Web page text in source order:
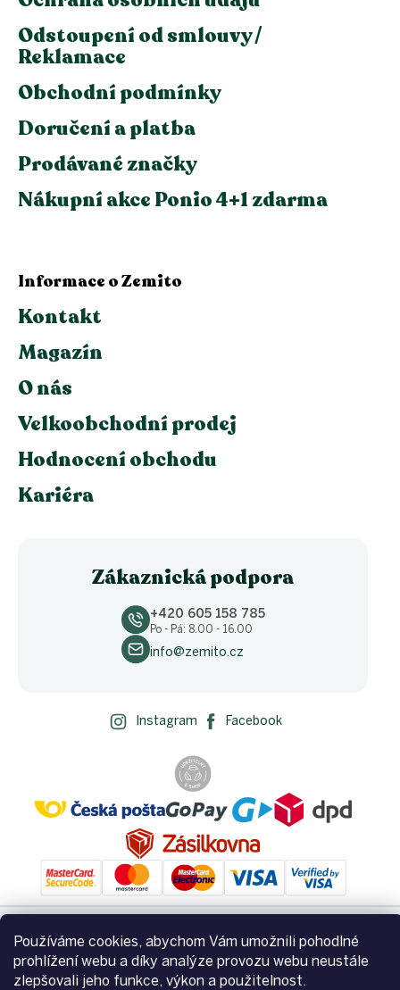
Používáme cookies, abychom Vám umožnili pohodlné
prohlížení webu a díky analýze provozu webu neustále
zlepšovali jeho funkce, výkon a použitelnost.
Odstoupení od smlouvy /
Reklamace
Obchodní podmínky
Doručení a platba
Prodávané značky
Nákupní akce Ponio 4+1 zdarma
Informace o Zemito
Kontakt
Magazín
O nás
Velkoobchodní prodej
Hodnocení obchodu
Kariéra
Zákaznická podpora
+420 605 158 785
Po - Pá: 8.00 - 16.00
info@zemito.cz
Instagram Facebook
Vytvořil Shoptet